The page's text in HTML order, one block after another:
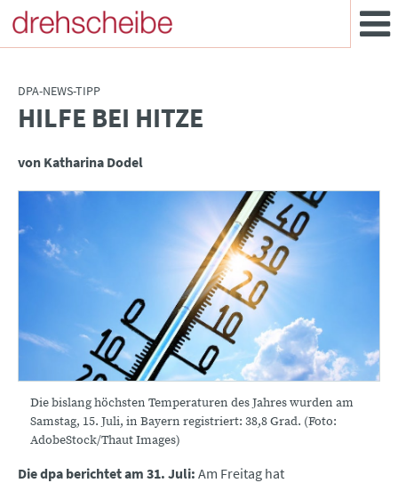
DPA-NEWS-TIPP
:HILFE BEI HITZE
von Katharina Dodel
Die bislang höchsten Temperaturen des Jahres wurden am
Samstag, 15. Juli, in Bayern registriert: 38,8 Grad. (Foto:
AdobeStock/Thaut Images)
Die dpa berichtet am 31. Juli: Am Freitag hat